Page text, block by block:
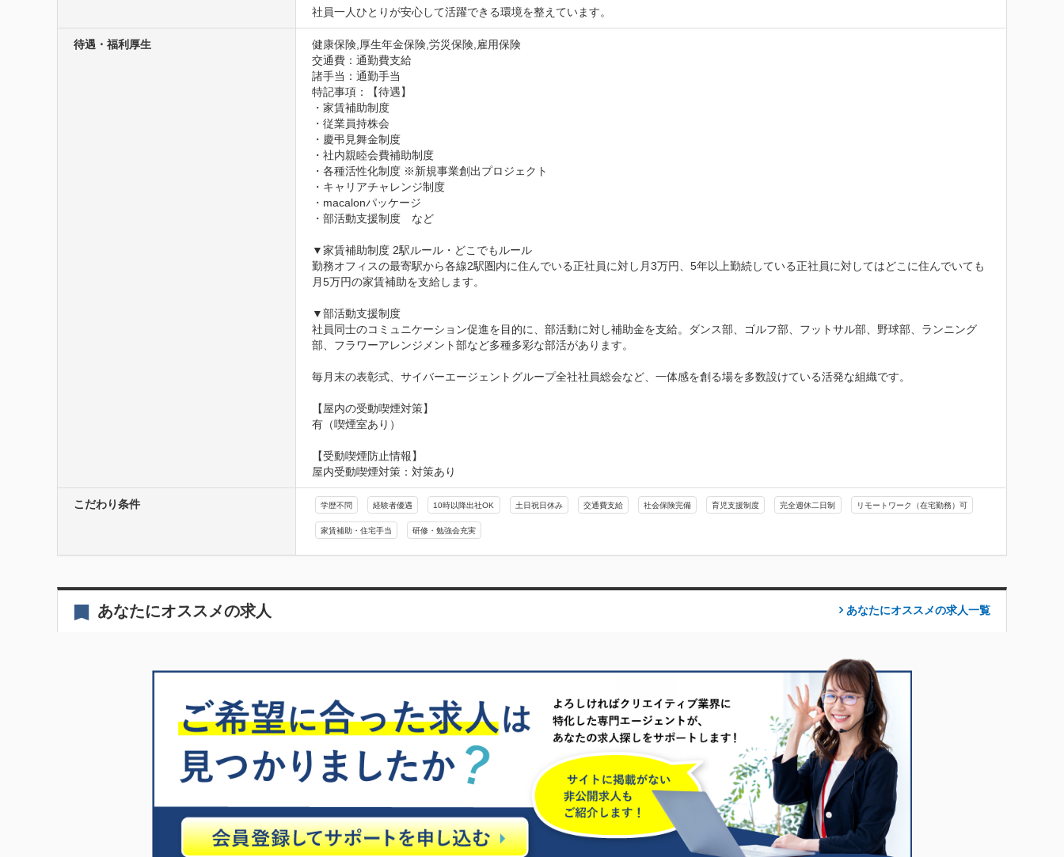
社員一人ひとりが安心して活躍できる環境を整えています。
待遇・福利厚生
健康保険,厚生年金保険,労災保険,雇用保険
交通費：通勤費支給
諸手当：通勤手当
特記事項：【待遇】
・家賃補助制度
・従業員持株会
・慶弔見舞金制度
・社内親睦会費補助制度
・各種活性化制度 ※新規事業創出プロジェクト
・キャリアチャレンジ制度
・macalonパッケージ
・部活動支援制度　など
▼家賃補助制度 2駅ルール・どこでもルール
勤務オフィスの最寄駅から各線2駅圏内に住んでいる正社員に対し月3万円、5年以上勤続している正社員に対してはどこに住んでいても
月5万円の家賃補助を支給します。
▼部活動支援制度
社員同士のコミュニケーション促進を目的に、部活動に対し補助金を支給。ダンス部、ゴルフ部、フットサル部、野球部、ランニング
部、フラワーアレンジメント部など多種多彩な部活があります。
毎月末の表彰式、サイバーエージェントグループ全社社員総会など、一体感を創る場を多数設けている活発な組織です。
【屋内の受動喫煙対策】
有（喫煙室あり）
【受動喫煙防止情報】
屋内受動喫煙対策：対策あり
こだわり条件 学歴不問 経験者優遇 10時以降出社OK 土日祝日休み 交通費支給 社会保険完備 育児支援制度 完全週休二日制 リモートワーク（在宅勤務）可
家賃補助・住宅手当 研修・勉強会充実
あなたにオススメの求人 あなたにオススメの求人一覧